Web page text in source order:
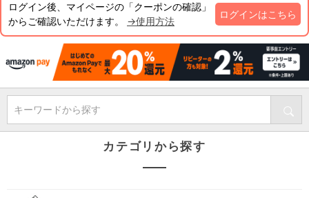
ログイン後、マイページの「クーポンの確認」
からご確認いただけます。 →使用方法
ログインはこちら
キーワードから探す
カテゴリから探す